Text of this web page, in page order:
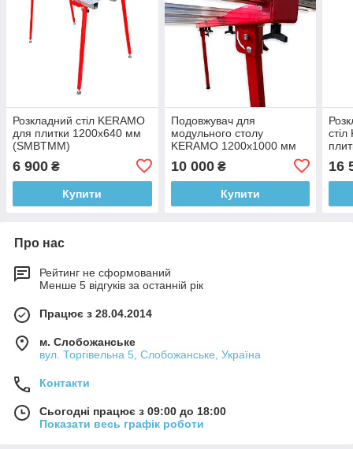
Розкладний стіл KERAMO
для плитки 1200х640 мм
(SMBTMM)
6 900 ₴
Купити
Подовжувач для
модульного столу
KERAMO 1200х1000 мм
10 000₴
Купити
16
Про нас
Рейтинг не сформований
Менше 5 відгуків за останній рік
Працює з 28.04.2014
м. Слобожанське
вул. Торгівельна 5, Слобожанське, Україна
Контакти
Сьогодні працює з 09:00 до 18:00
Показати весь графік роботи